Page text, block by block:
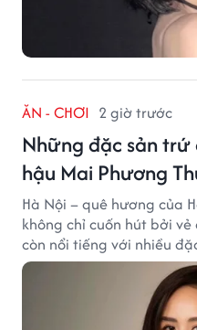
ĂN - CHƠI 2 giờ trước
Những đặc sản trứ
hậu Mai Phương
Hà Nội – quê hương của
không chỉ cuốn hút bởi
còn nổi tiếng với nhiều
vị tinh tế và đậm đà bản